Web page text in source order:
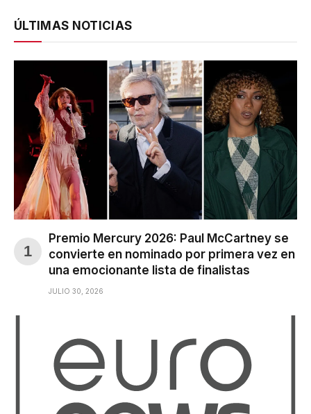
ÚLTIMAS NOTICIAS
Premio Mercury 2026: Paul McCartney se
convierte en nominado por primera vez en
una emocionante lista de finalistas
JULIO 30, 2026